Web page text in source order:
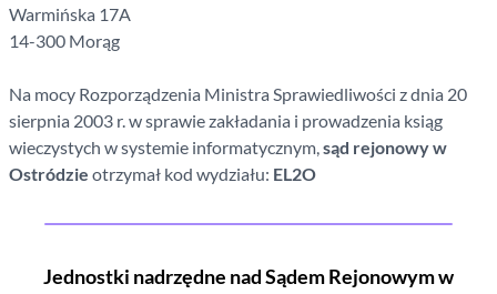
Warmińska 17A
14-300 Morąg
Na mocy Rozporządzenia Ministra Sprawiedliwości z dnia 20
sierpnia 2003 r. w sprawie zakładania i prowadzenia ksiąg
wieczystych w systemie informatycznym,sąd rejonowyw
Ostródzie otrzymał kod wydziału: EL2O
Jednostki nadrzędne nad Sądem Rejonowymw